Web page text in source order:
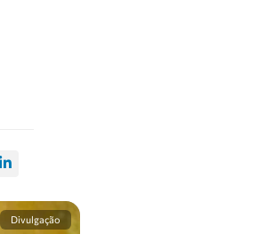
Divulgação